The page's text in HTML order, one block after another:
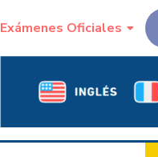
Exámenes Oficiales